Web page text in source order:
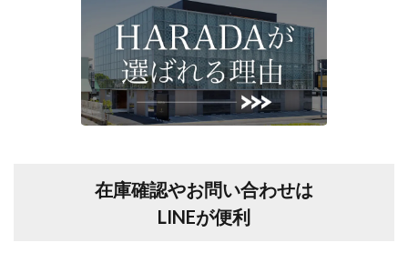
在庫確認やお問い合わせは
LINEが便利